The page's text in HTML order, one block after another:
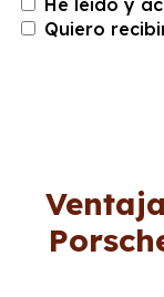
He leído y
Quiero